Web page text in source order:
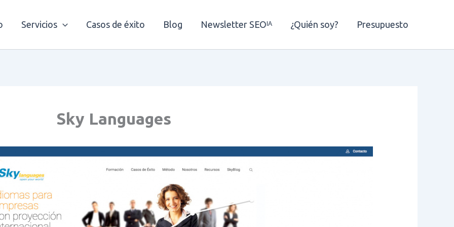
Servicios Casos de éxito Blog Newsletter SEOᴵᴬ ¿Quién soy? Presupuesto
Sky Languages